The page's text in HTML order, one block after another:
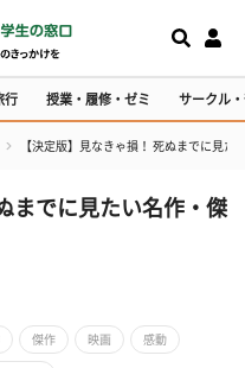
行 授業・履修・ゼミ サークル
【決定版】見なきゃ損！ 死ぬまでに見
までに見たい名作・傑
傑作 映画 感動